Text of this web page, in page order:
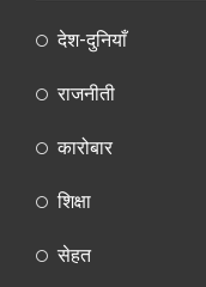
देश-दुनियाँ
राजनीती
कारोबार
शिक्षा
सेहत